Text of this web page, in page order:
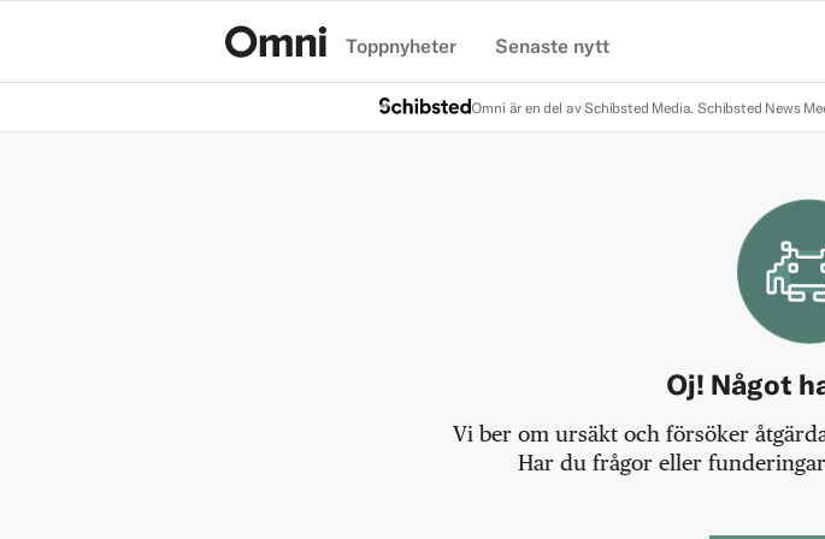
Toppnyheter Senaste nytt
Omni är en del av Schibsted Media. Schibsted News
Oj! Något
Vi ber om ursäkt och försöker
Har du frågor eller